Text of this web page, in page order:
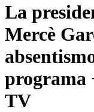
La
Mercè
programa
TV